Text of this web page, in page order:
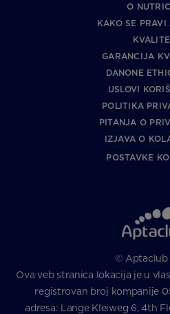
O
KAKO SE PRAVI
GARANCIJA
DANONE
USLOVI
POLITIKA
PITANJA O
IZJAVA O
POSTAVKE
© Aptaclub
Ova veb stranica lokacija je u
registrovan broj kompanije
adresa: Lange Kleiweg 6, 4th